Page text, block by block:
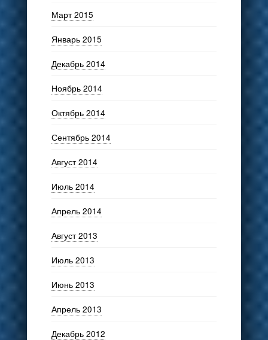
Март 2015
Январь 2015
Декабрь 2014
Ноябрь 2014
Октябрь 2014
Сентябрь 2014
Август 2014
Июль 2014
Апрель 2014
Август 2013
Июль 2013
Июнь 2013
Апрель 2013
Декабрь 2012